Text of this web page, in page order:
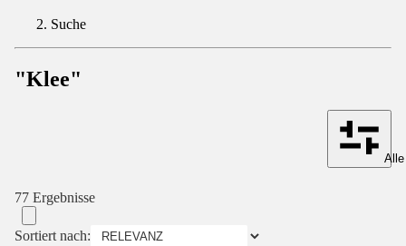
Suche
"Klee"
77 Ergebnisse
Sortiert nach: